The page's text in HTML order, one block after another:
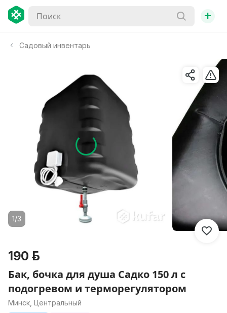
+
Садовый инвентарь
1/3
190 р.
Бак, бочка для душа Садко 150 л с
подогревом и терморегулятором
Минск, Центральный